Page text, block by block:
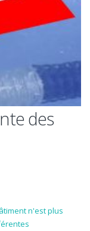
des
n'est plus